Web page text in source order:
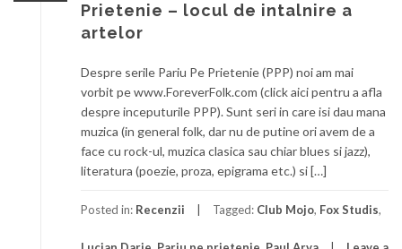
Prietenie – locul de intalnire a
artelor
Despre serile Pariu Pe Prietenie (PPP) noi am mai
vorbit pe www.ForeverFolk.com (click aici pentru a afla
despre inceputurile PPP). Sunt seri in care isi dau mana
muzica (in general folk, dar nu de putine ori avem de a
face cu rock-ul, muzica clasica sau chiar blues si jazz),
literatura (poezie, proza, epigrama etc.) si […]
Posted in: Recenzii Tagged: Club Mojo, Fox Studis,